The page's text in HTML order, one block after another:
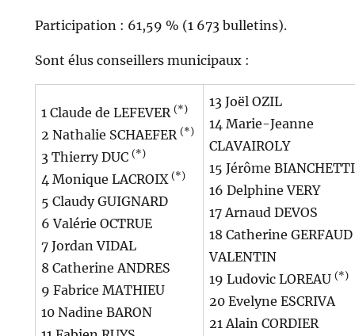
Participation : 61,59 % (1 673 bulletins).
Sont élus conseillers municipaux :
1 Claude de LEFEVER (*)
2 Nathalie SCHAEFER (*)
3 Thierry DUC (*)
4 Monique LACROIX (*)
5 Claudy GUIGNARD
6 Valérie OCTRUE
7 Jordan VIDAL
8 Catherine ANDRES
9 Fabrice MATHIEU
10 Nadine BARON
13 Joël OZIL
14 Marie-Jeanne
CLAVAIROLY
15 Jérôme BIANCHETTI
16 Delphine VERY
17 Arnaud DEVOS
18 Catherine GERFAUD
VALENTIN
19 Ludovic LOREAU (*)
20 Evelyne ESCRIVA
21 Alain CORDIER